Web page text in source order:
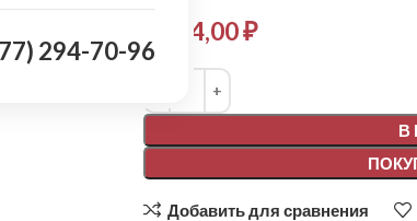
294-70-96
1 364,00₽
В
Alternative:
Добавить для сравнения